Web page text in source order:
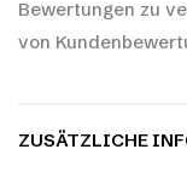
Bewertungen zu
von
ZUSÄTZLICHE